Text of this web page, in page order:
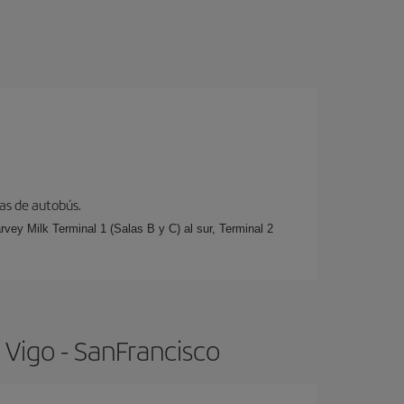
de autobús.
Milk Terminal 1 (Salas B y C) al sur, Terminal 2
- SanFrancisco